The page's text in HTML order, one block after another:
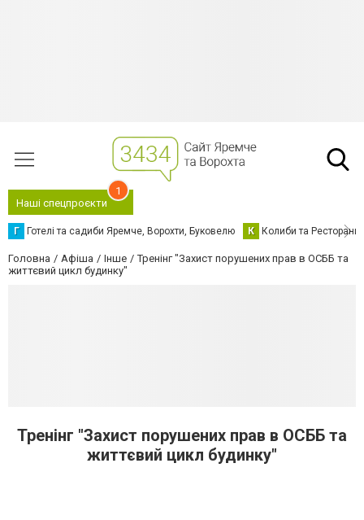
Наші спецпроєкти
1
Г Готелі та садиби Яремче, Ворохти, Буковелю К Колиби та Ресторани
Головна Афіша Інше
Тренінг "Захист порушених прав в ОСББ та
життєвий цикл будинку"
Тренінг "Захист порушених прав в ОСББ та
життєвий цикл будинку"